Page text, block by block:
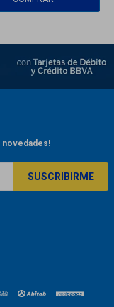
novedades!
SUSCRIBIRME